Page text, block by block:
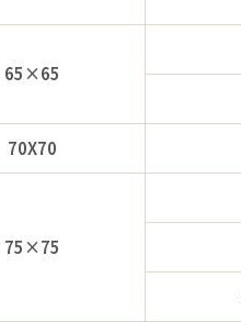
65×65
70X70
75×75